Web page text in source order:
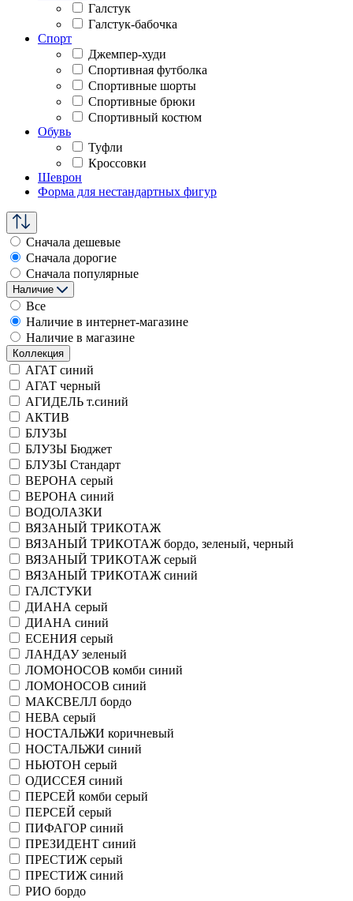
Галстук
Галстук-бабочка
Спорт
Джемпер-худи
Спортивная футболка
Спортивные шорты
Спортивные брюки
Спортивный костюм
Обувь
Туфли
Кроссовки
Шеврон
Форма для нестандартных фигур
Сначала дешевые
Сначала дорогие
Сначала популярные
Наличие
Все
Наличие в интернет-магазине
Наличие в магазине
Коллекция
АГАТ синий
АГАТ черный
АГИДЕЛЬ т.синий
АКТИВ
БЛУЗЫ
БЛУЗЫ Бюджет
БЛУЗЫ Стандарт
ВЕРОНА серый
ВЕРОНА синий
ВОДОЛАЗКИ
ВЯЗАНЫЙ ТРИКОТАЖ
ВЯЗАНЫЙ ТРИКОТАЖ бордо, зеленый, черный
ВЯЗАНЫЙ ТРИКОТАЖ серый
ВЯЗАНЫЙ ТРИКОТАЖ синий
ГАЛСТУКИ
ДИАНА серый
ДИАНА синий
ЕСЕНИЯ серый
ЛАНДАУ зеленый
ЛОМОНОСОВ комби синий
ЛОМОНОСОВ синий
МАКСВЕЛЛ бордо
НЕВА серый
НОСТАЛЬЖИ коричневый
НОСТАЛЬЖИ синий
НЬЮТОН серый
ОДИССЕЯ синий
ПЕРСЕЙ комби серый
ПЕРСЕЙ серый
ПИФАГОР синий
ПРЕЗИДЕНТ синий
ПРЕСТИЖ серый
ПРЕСТИЖ синий
РИО бордо